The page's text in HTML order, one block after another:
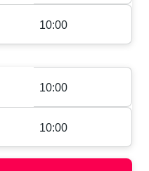
10:00
10:00
10:00